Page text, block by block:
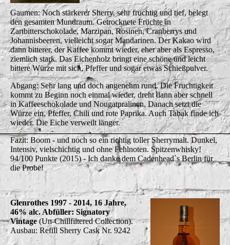
Gaumen: Noch stärkerer Sherry, sehr fruchtig und tief, belegt
den gesamten Mundraum. Getrocknete Früchte in
Zartbitterschokolade, Marzipan, Rosinen, Cranberrys und
Johannisbeeren, vielleicht sogar Mandarinen. Der Kakao wird
dann bitterer, der Kaffee kommt wieder, eher aber als Espresso,
ziemlich stark. Das Eichenholz bringt eine schöne und leicht
bittere Würze mit sich, Pfeffer und sogar etwas Schießpulver.
Abgang: Sehr lang und doch angenehm rund. Die Fruchtigkeit
kommt zu Beginn noch einmal wieder, dreht dann aber schnell
in Kaffeeschokolade und Nougatpralinen. Danach setzt die
Würze ein, Pfeffer, Chili und rote Paprika. Auch Tabak finde ich
wieder. Die Eiche verweilt länger.
Fazit: Boom - und noch so ein richtig toller Sherrymalt. Dunkel,
Intensiv, vielschichtig und ohne Fehlnoten. Spitzenwhisky!
94/100 Punkte (2015) - Ich danke dem Cadenhead`s Berlin für
die Probe!
Glenrothes 1997 - 2014, 16 Jahre,
46% alc. Abfüller: Signatory
Vintage (Un-Chillfiltered Collection).
Ausbau: Refill Sherry Cask Nr. 9242